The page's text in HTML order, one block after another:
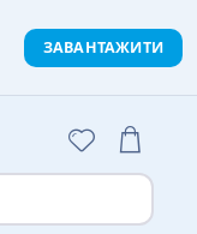
ЗАВАНТАЖИТИ